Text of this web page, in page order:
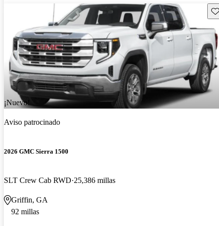
¡Nuevo!
Aviso patrocinado
2026 GMC Sierra 1500
SLT Crew Cab RWD 25,386 millas
Griffin, GA
92 millas